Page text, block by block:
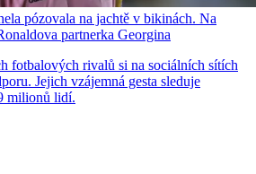
pózovala na jachtě v bikinách. Na
partnerka Georgina
fotbalových rivalů si na sociálních sítích
Jejich vzájemná gesta sleduje
milionů lidí.